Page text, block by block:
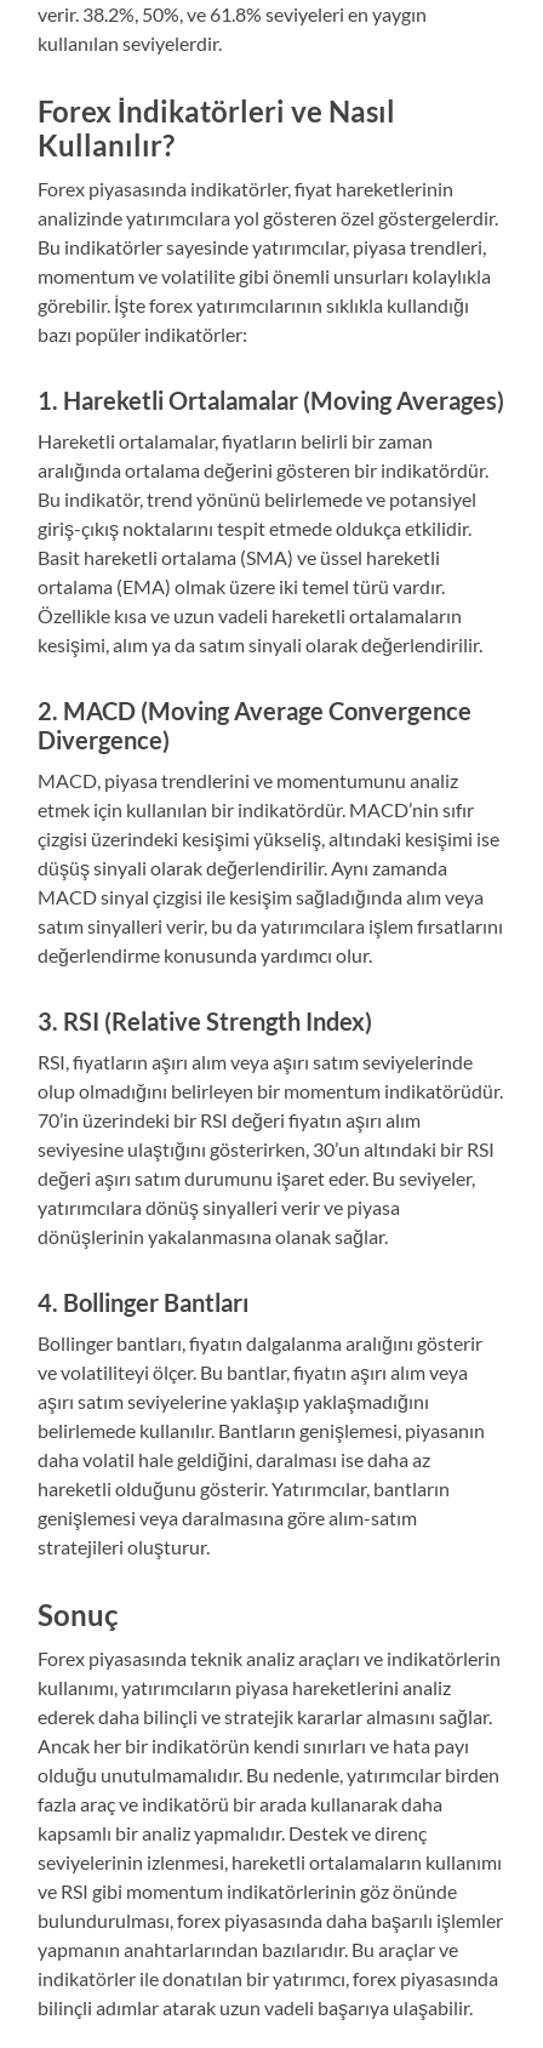
verir. 38.2%, 50%, ve 61.8% seviyeleri en yaygın
kullanılan seviyelerdir.
Forex İndikatörleri ve Nasıl
Kullanılır?
Forex piyasasında indikatörler, fiyat hareketlerinin
analizinde yatırımcılara yol gösteren özel göstergelerdir.
Bu indikatörler sayesinde yatırımcılar, piyasa trendleri,
momentum ve volatilite gibi önemli unsurları kolaylıkla
görebilir. İşte forex yatırımcılarının sıklıkla kullandığı
bazı popüler indikatörler:
1. Hareketli Ortalamalar (Moving Averages)
Hareketli ortalamalar, fiyatların belirli bir zaman
aralığında ortalama değerini gösteren bir indikatördür.
Bu indikatör, trend yönünü belirlemede ve potansiyel
giriş-çıkış noktalarını tespit etmede oldukça etkilidir.
Basit hareketli ortalama (SMA) ve üssel hareketli
ortalama (EMA) olmak üzere iki temel türü vardır.
Özellikle kısa ve uzun vadeli hareketli ortalamaların
kesişimi, alım ya da satım sinyali olarak değerlendirilir.
2. MACD (Moving Average Convergence
Divergence)
MACD, piyasa trendlerini ve momentumunu analiz
etmek için kullanılan bir indikatördür. MACD’nin sıfır
çizgisi üzerindeki kesişimi yükseliş, altındaki kesişimi ise
düşüş sinyali olarak değerlendirilir. Aynı zamanda
MACD sinyal çizgisi ile kesişim sağladığında alım veya
satım sinyalleri verir, bu da yatırımcılara işlem fırsatlarını
değerlendirme konusunda yardımcı olur.
3. RSI (Relative Strength Index)
RSI, fiyatların aşırı alım veya aşırı satım seviyelerinde
olup olmadığını belirleyen bir momentum indikatörüdür.
70’in üzerindeki bir RSI değeri fiyatın aşırı alım
seviyesine ulaştığını gösterirken, 30’un altındaki bir RSI
değeri aşırı satım durumunu işaret eder. Bu seviyeler,
yatırımcılara dönüş sinyalleri verir ve piyasa
dönüşlerinin yakalanmasına olanak sağlar.
4. Bollinger Bantları
Bollinger bantları, fiyatın dalgalanma aralığını gösterir
ve volatiliteyi ölçer. Bu bantlar, fiyatın aşırı alım veya
aşırı satım seviyelerine yaklaşıp yaklaşmadığını
belirlemede kullanılır. Bantların genişlemesi, piyasanın
daha volatil hale geldiğini, daralması ise daha az
hareketli olduğunu gösterir. Yatırımcılar, bantların
genişlemesi veya daralmasına göre alım-satım
stratejileri oluşturur.
Sonuç
Forex piyasasında teknik analiz araçları ve indikatörlerin
kullanımı, yatırımcıların piyasa hareketlerini analiz
ederek daha bilinçli ve stratejik kararlar almasını sağlar.
Ancak her bir indikatörün kendi sınırları ve hata payı
olduğu unutulmamalıdır. Bu nedenle, yatırımcılar birden
fazla araç ve indikatörü bir arada kullanarak daha
kapsamlı bir analiz yapmalıdır. Destek ve direnç
seviyelerinin izlenmesi, hareketli ortalamaların kullanımı
ve RSI gibi momentum indikatörlerinin göz önünde
bulundurulması, forex piyasasında daha başarılı işlemler
yapmanın anahtarlarından bazılarıdır. Bu araçlar ve
indikatörler ile donatılan bir yatırımcı, forex piyasasında
bilinçli adımlar atarak uzun vadeli başarıya ulaşabilir.